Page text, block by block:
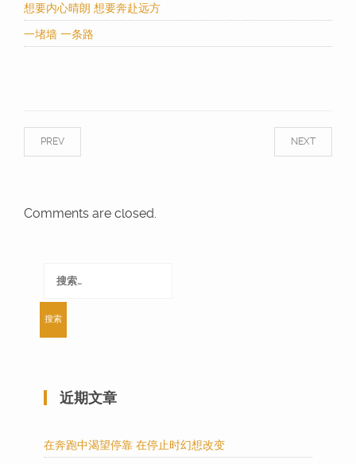
想要内心晴朗 想要奔赴远方
一堵墙 一条路
NEXT
PREV
Comments are closed.
索：
近期文章
在奔跑中渴望停靠 在停止时幻想改变